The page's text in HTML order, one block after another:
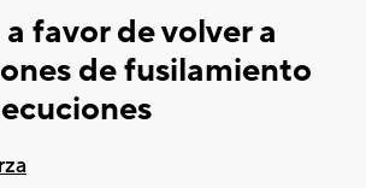
favor de volver a
de fusilamiento